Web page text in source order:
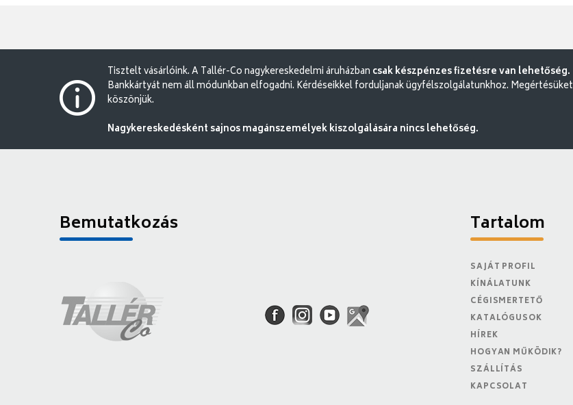
Tisztelt vásárlóink. A Tallér-Co nagykereskedelmi áruházban csak készpénzes fizetésre van lehetőség.
Bankkártyát nem áll módunkban elfogadni. Kérdéseikkel forduljanak ügyfélszolgálatunkhoz. Megértésüket
köszönjük.
Nagykereskedésként sajnos magánszemélyek kiszolgálására nincs lehetőség.
Bemutatkozás Tartalom
SAJÁT PROFIL
KÍNÁLATUNK
CÉGISMERTETŐ
KATALÓGUSOK
HÍREK
HOGYAN MŰKÖDIK?
SZÁLLÍTÁS
KAPCSOLAT